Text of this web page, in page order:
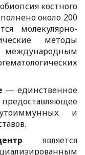
костного
около 200
молекулярно-
методы
международным
— единственное
и
является